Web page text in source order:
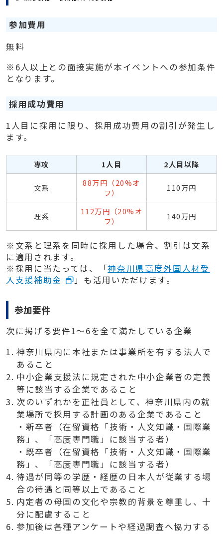
参加費用
無料
※6人以上との面接実施が本イベントへの参加条件
となります。
採用成功費用
1人目に採用に限り、採用成功費用の割引が発生し
ます。
専攻 1人目 2人目以降
文系
88万円（20%オ
フ）
110万円
理系
112万円（20%オ
フ）
140万円
※文系と理系を同時に採用した場合、割引は文系
に適用されます。
※採用に当たっては、「神奈川県高度外国人材受
入支援補助金
」も活用いただけます。
参加要件
次に掲げる要件1～6を全て満たしている企業
神奈川県内に本社または事業所を有する法人で
あること
中小企業支援法に規定された中小企業者の定義
等に該当する企業であること
次のいずれかを正社員として、神奈川県内の就
業場所で採用する計画のある企業であること
・新卒者（在留資格「技術・人文知識・国際業
務」、「高度専門職」に該当する者）
・既卒者（在留資格「技術・人文知識・国際業
務」、「高度専門職」に該当する者）
待遇が同等の学歴・経歴の日本人が従業する場
合の待遇と同等以上であること
内定者の母国の文化や宗教的背景を尊重し、十
分に配慮すること
参加後は各種アンケートや経過調査へ協力する